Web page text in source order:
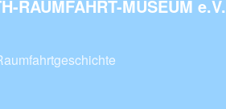
RAUMFAHRT-MUSEUM e.V.